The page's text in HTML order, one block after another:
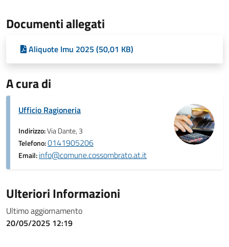
Documenti allegati
Aliquote Imu 2025 (50,01 KB)
A cura di
Ufficio Ragioneria
Indirizzo:Via Dante, 3
Telefono:0141905206
Email:info@comune.cossombrato.at.it
Ulteriori Informazioni
Ultimo aggiornamento
20/05/2025 12:19